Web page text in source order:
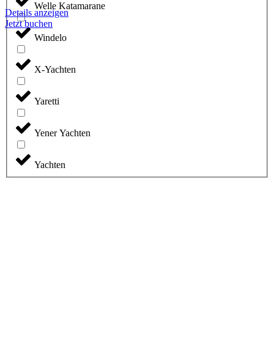
Welle Katamarane
Windelo
X-Yachten
Yaretti
Yener Yachten
Yachten
Details anzeigen
Jetzt buchen